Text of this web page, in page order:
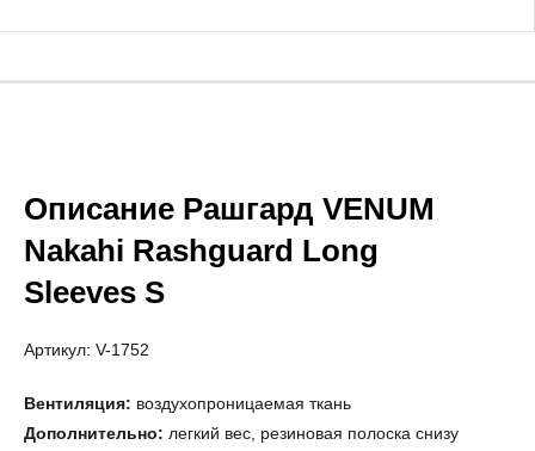
Описание Рашгард VENUM
Nakahi Rashguard Long
Sleeves S
Артикул: V-1752
Вентиляция: воздухопроницаемая ткань
Дополнительно: легкий вес, резиновая полоска снизу